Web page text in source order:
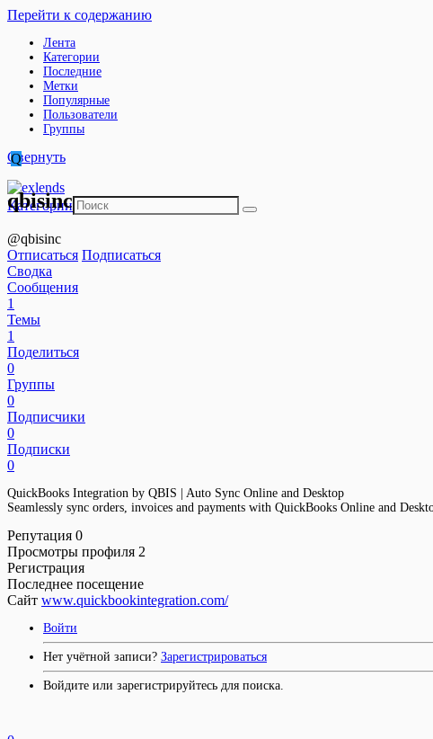
Перейти к содержанию
Лента
Категории
Последние
Метки
Популярные
Пользователи
Группы
Свернуть
Категории
Q
qbisinc
@qbisinc
Отписаться Подписаться
Сводка
Сообщения
1
Темы
1
Поделиться
0
Группы
0
Подписчики
0
Подписки
0
QuickBooks Integration by QBIS | Auto Sync Online and Desktop
Seamlessly sync orders, invoices and payments with QuickBooks Online and
Репутация 0
Просмотры профиля 2
Регистрация
Последнее посещение
Сайт www.quickbookintegration.com/
Войти
Нет учётной записи? Зарегистрироваться
Войдите или зарегистрируйтесь для поиска.